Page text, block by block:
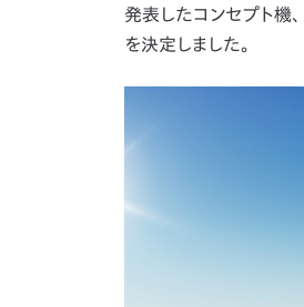
発表したコンセプト機
を決定しました。